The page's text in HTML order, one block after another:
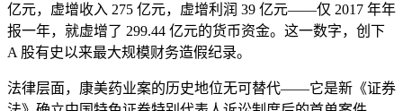
亿元，虚增收入 275 亿元，虚增利润 39 亿元——仅 2017 年年
报一年，就虚增了 299.44 亿元的货币资金。这一数字，创下
A 股有史以来最大规模财务造假纪录。
法律层面，康美药业案的历史地位无可替代——它是新《证券